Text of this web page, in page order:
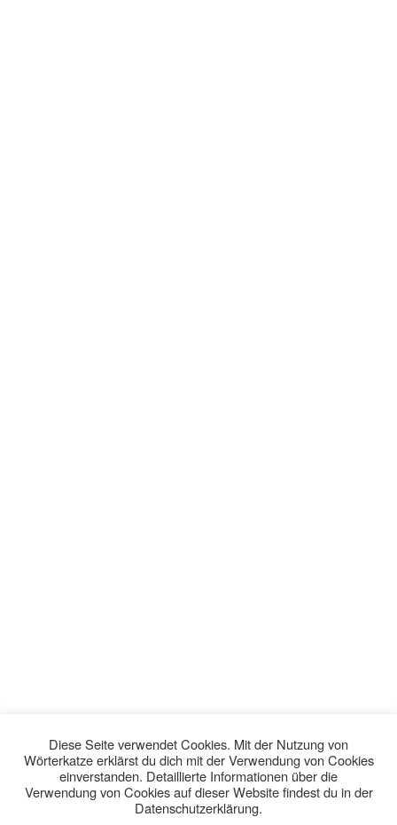
Diese Seite verwendet Cookies. Mit der Nutzung von
Wörterkatze erklärst du dich mit der Verwendung von Cookies
einverstanden. Detaillierte Informationen über die
Verwendung von Cookies auf dieser Website findest du in der
Datenschutzerklärung.